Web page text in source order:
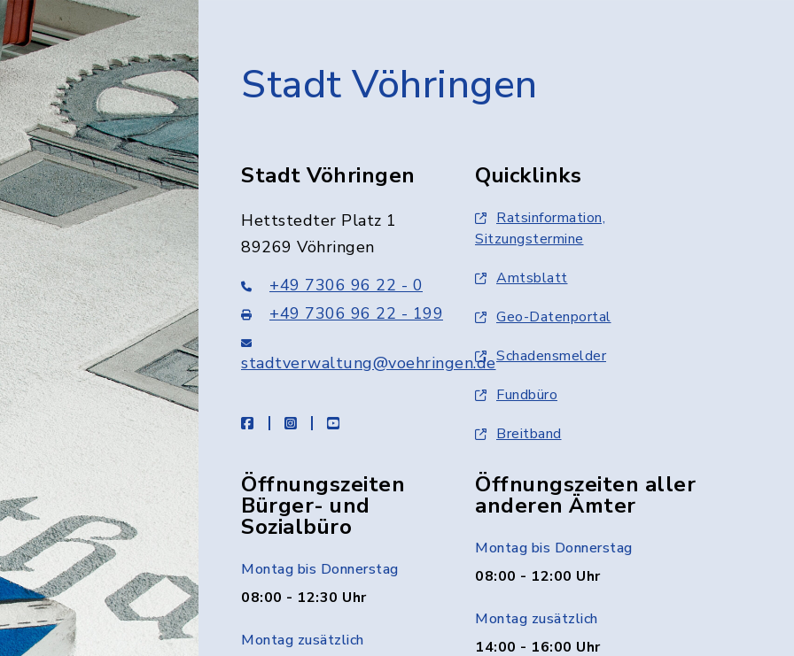
Stadt Vöhringen
Stadt Vöhringen
Hettstedter Platz 1
89269 Vöhringen
+49 7306 96 22 - 0
+49 7306 96 22 - 199
stadtverwaltung@voehringen.de
facebookinstagramyoutube
Quicklinks
Ratsinformation,
Sitzungstermine
Amtsblatt
Geo-Datenportal
Schadensmelder
Fundbüro
Breitband
Öffnungszeiten
Bürger- und
Sozialbüro
Montag bis Donnerstag
08:00 - 12:30 Uhr
Montag zusätzlich
Öffnungszeiten aller
anderen Ämter
Montag bis Donnerstag
08:00 - 12:00 Uhr
Montag zusätzlich
14:00 - 16:00 Uhr